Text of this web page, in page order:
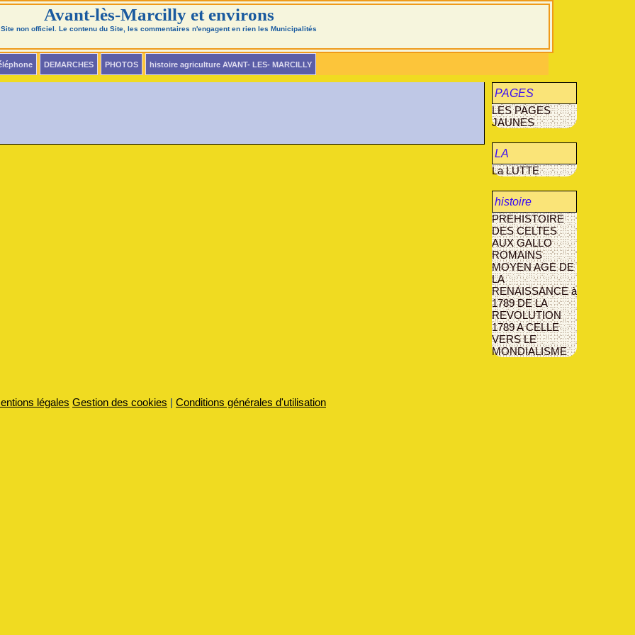
Avant-lès-Marcilly et environs
Site non officiel. Le contenu du Site, les commentaires n'engagent en rien les Municipalités
DEMARCHES PHOTOS histoire agriculture AVANT- LES- MARCILLY
PAGES
JAUNES
LES PAGES
JAUNES
LA
MUCOVISCIDOSE
La LUTTE
histoire
agriculture
AVANT- LES-
MARCILLY
PREHISTOIRE
DES CELTES
AUX GALLO
ROMAINS
MOYEN AGEDE
LA
RENAISSANCE à
1789DE LA
REVOLUTION
1789 A CELLE
VERS LE
MONDIALISME
légales Gestion des cookies | Conditions générales d'utilisation